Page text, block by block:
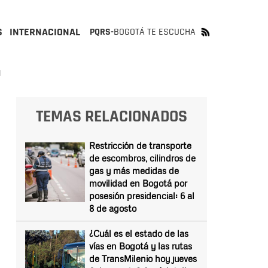
INTERNACIONAL PQRS-BOGOTÁ TE ESCUCHA
TEMAS RELACIONADOS
Restricción de transporte
de escombros, cilindros de
gas y más medidas de
movilidad en Bogotá por
posesión presidencial: 6 al
8 de agosto
¿Cuál es el estado de las
vías en Bogotá y las rutas
de TransMilenio hoy jueves